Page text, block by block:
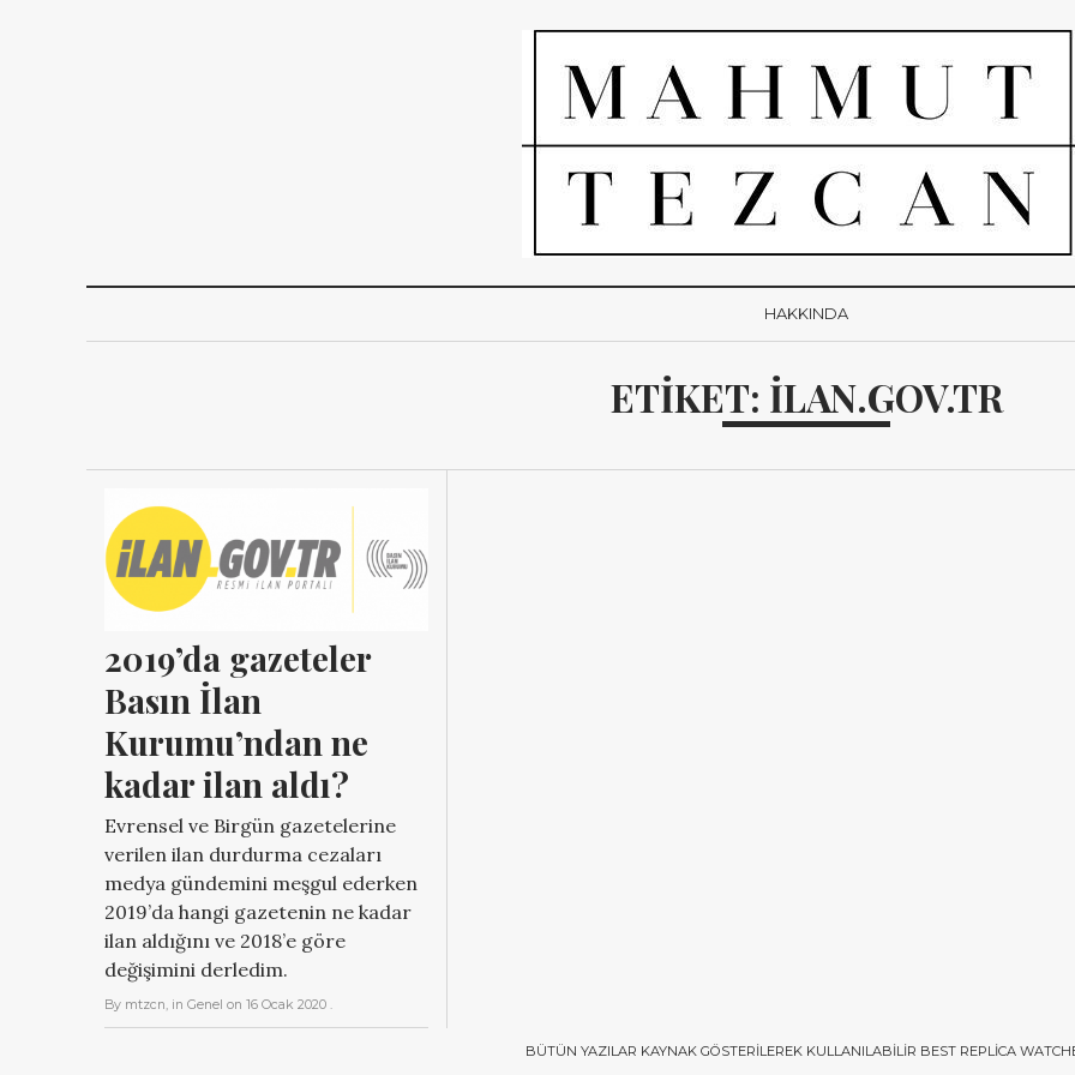
HAKKINDA
ETIKET: ILAN.GOV.TR
2019’da gazeteler
Basın İlan
Kurumu’ndan ne
kadar ilan aldı?
Evrensel ve Birgün gazetelerine
verilen ilan durdurma cezaları
medya gündemini meşgul ederken
2019’da hangi gazetenin ne kadar
ilan aldığını ve 2018’e göre
değişimini derledim.
By mtzcn, in Genel on 16 Ocak 2020 .
BÜTÜN YAZILAR KAYNAK GÖSTERILEREK KULLANILABILIR BEST REPLICA